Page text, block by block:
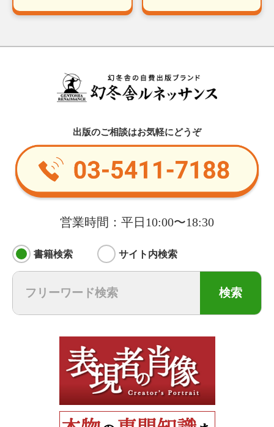
出版のご相談はお気軽にどうぞ
営業時間：平日10:00〜18:30
書籍検索 サイト内検索
検索